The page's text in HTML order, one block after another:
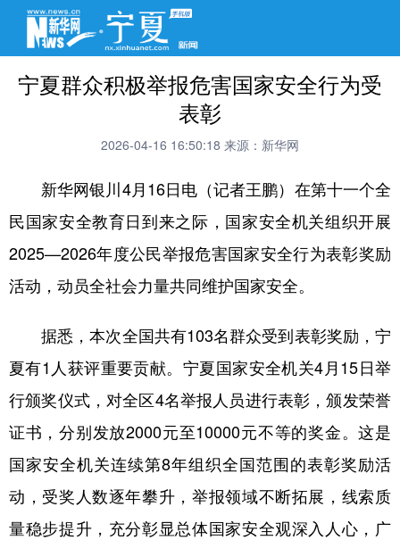
宁夏群众积极举报危害国家安全行为受
表彰
2026-04-16 16:50:18 来源：新华网
新华网银川4月16日电（记者王鹏）在第十一个全
民国家安全教育日到来之际，国家安全机关组织开展
2025—2026年度公民举报危害国家安全行为表彰奖励
活动，动员全社会力量共同维护国家安全。
据悉，本次全国共有103名群众受到表彰奖励，宁
夏有1人获评重要贡献。宁夏国家安全机关4月15日举
行颁奖仪式，对全区4名举报人员进行表彰，颁发荣誉
证书，分别发放2000元至10000元不等的奖金。这是
国家安全机关连续第8年组织全国范围的表彰奖励活
动，受奖人数逐年攀升，举报领域不断拓展，线索质
量稳步提升，充分彰显总体国家安全观深入人心，广